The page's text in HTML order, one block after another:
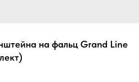
на фальц Grand Line